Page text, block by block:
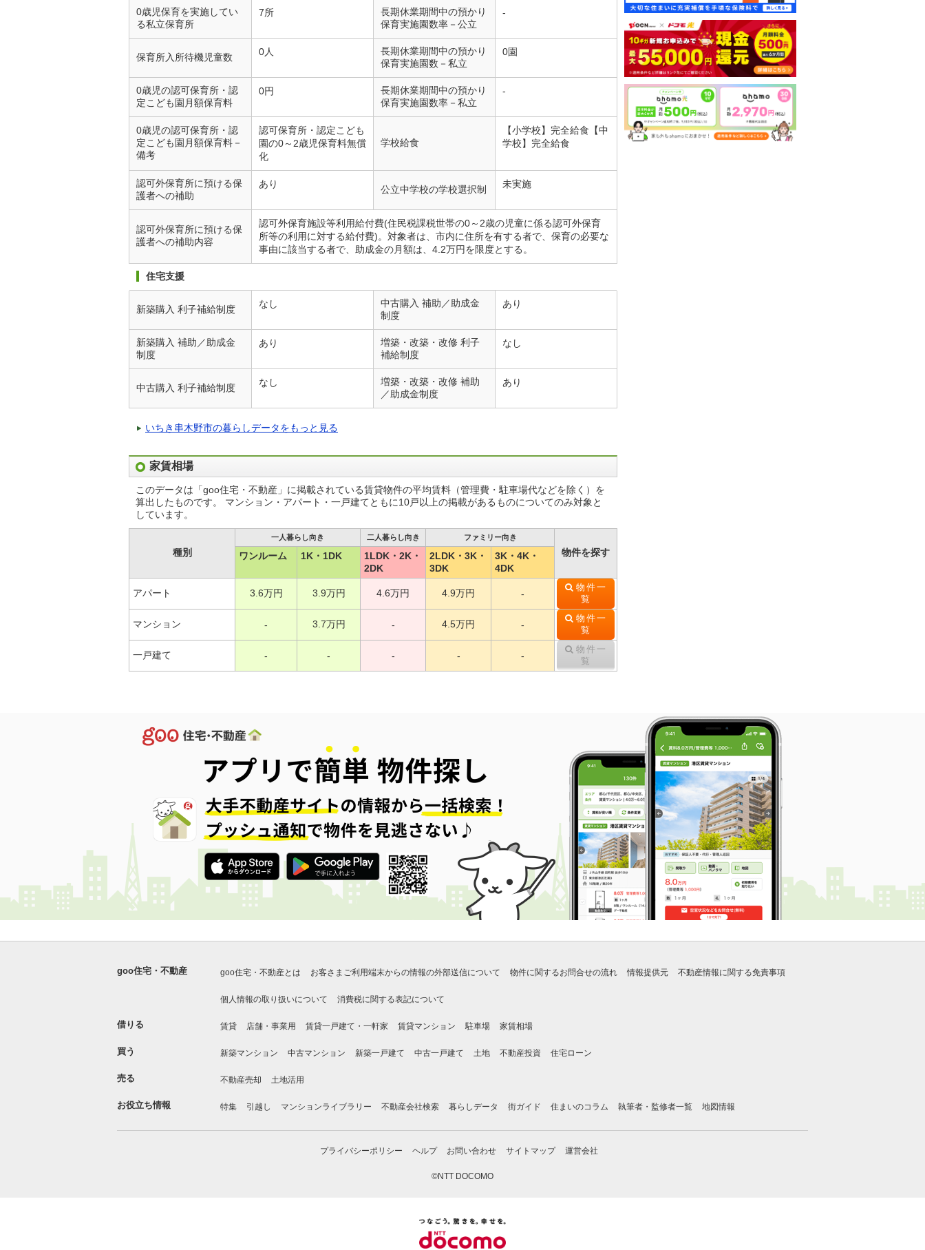
0歳児保育を実施してい
る私立保育所
7所
長期休業期間中の預かり
保育実施園数率－公立
-
保育所入所待機児童数 0人
長期休業期間中の預かり
保育実施園数－私立
0園
0歳児の認可保育所・認
定こども園月額保育料
0円
長期休業期間中の預かり
保育実施園数率－私立
-
0歳児の認可保育所・認
定こども園月額保育料－
備考
認可保育所・認定こども
園の0～2歳児保育料無償
化
学校給食
【小学校】完全給食【中
学校】完全給食
認可外保育所に預ける保
護者への補助
あり 公立中学校の学校選択制 未実施
認可外保育所に預ける保
護者への補助内容
認可外保育施設等利用給付費(住民税課税世帯の0～2歳の児童に係る認可外保育
所等の利用に対する給付費)。対象者は、市内に住所を有する者で、保育の必要な
事由に該当する者で、助成金の月額は、4.2万円を限度とする。
住宅支援
新築購入 利子補給制度 なし
中古購入 補助／助成金
制度
あり
新築購入 補助／助成金
制度
あり
増築・改築・改修 利子
補給制度
なし
中古購入 利子補給制度 なし
増築・改築・改修 補助
／助成金制度
あり
いちき串木野市の暮らしデータをもっと見る
家賃相場
このデータは「goo住宅・不動産」に掲載されている賃貸物件の平均賃料（管理費・駐車場代などを除く）を
算出したものです。 マンション・アパート・一戸建てともに10戸以上の掲載があるものについてのみ対象と
しています。
種別
一人暮らし向き 二人暮らし向き ファミリー向き
物件を探す
ワンルーム 1K・1DK
1LDK・2K・
2DK
2LDK・3K・
3DK
3K・4K・
4DK
アパート 3.6万円 3.9万円 4.6万円 4.9万円 -
物件一
覧
マンション - 3.7万円 - 4.5万円 -
物件一
覧
一戸建て - - - - -
物件一
覧
goo住宅・不動産 goo住宅・不動産とは お客さまご利用端末からの情報の外部送信について 物件に関するお問合せの流れ 情報提供元 不動産情報に関する免責事項
個人情報の取り扱いについて 消費税に関する表記について
借りる 賃貸 店舗・事業用 賃貸一戸建て・一軒家 賃貸マンション 駐車場 家賃相場
買う 新築マンション 中古マンション 新築一戸建て 中古一戸建て 土地 不動産投資 住宅ローン
売る 不動産売却 土地活用
お役立ち情報 特集 引越し マンションライブラリー 不動産会社検索 暮らしデータ 街ガイド 住まいのコラム 執筆者・監修者一覧 地図情報
プライバシーポリシー ヘルプ お問い合わせ サイトマップ 運営会社
©NTT DOCOMO